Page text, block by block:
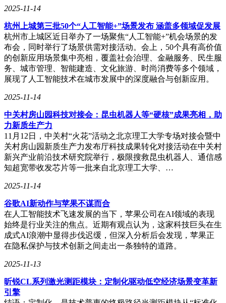
2025-11-14
杭州上城第三批50个“人工智能+”场景发布 涵盖多领域促发展
杭州市上城区近日举办了一场聚焦“人工智能+”机会场景的发
布会，同时举行了场景供需对接活动。会上，50个具有高价值
的创新应用场景集中亮相，覆盖社会治理、金融服务、民生服
务、城市管理、智能建造、文化旅游、时尚消费等多个领域，
展现了人工智能技术在城市发展中的深度融合与创新应用。
2025-11-14
中关村房山园科技对接会：昆虫机器人等“硬核”成果亮相，助
力新质生产力
11月12日，中关村“火花”活动之北京理工大学专场对接会暨中
关村房山园新质生产力发布厅科技成果转化对接活动在中关村
新兴产业前沿技术研究院举行，极限搜救昆虫机器人、通信感
知超宽带收发芯片等一批来自北京理工大学、…
2025-11-14
谷歌AI新动作与苹果不谋而合
在人工智能技术飞速发展的当下，苹果公司在AI领域的表现
始终是行业关注的焦点。近期有观点认为，这家科技巨头在生
成式AI浪潮中显得步伐迟缓，但深入分析后会发现，苹果正
在隐私保护与技术创新之间走出一条独特的道路。
2025-11-13
昕锐CL系列激光测距模块：定制化驱动低空经济场景变革新
引擎